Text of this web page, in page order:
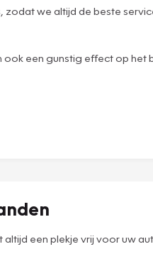
we altijd de beste
een gunstig effect op
een plekje vrij voor uw